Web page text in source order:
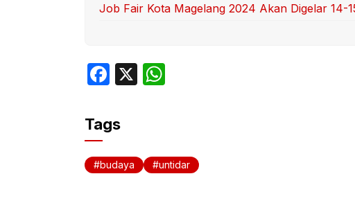
Job Fair Kota Magelang 2024 Akan Digelar 14-
F
c
e
b
X
A
Tags
budaya untidar